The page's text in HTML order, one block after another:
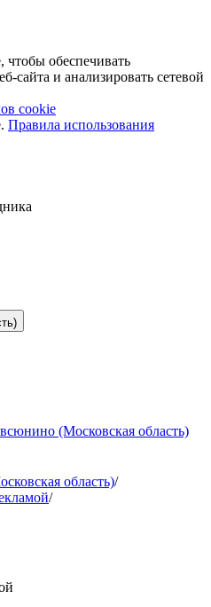
обеспечивать
сайта и анализировать сетевой
cookie
Правила использования
(Московская область)
область)/
/